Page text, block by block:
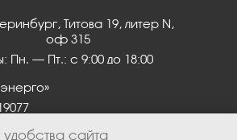
Титова 19, литер N,
оф 315
Пн. – Пт.: с 9:00 до 18:00
сайта